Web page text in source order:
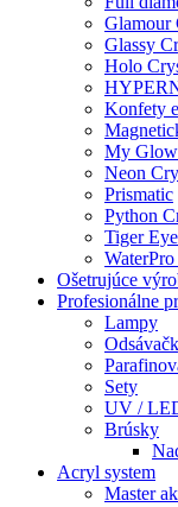
Glamour
Glassy
Holo
Konfety
My
Neon
Prismatic
Python
Tiger
Ošetrujúce
Profesionálne
Lampy
Sety
UV /
Brúsky
Acryl system
Master